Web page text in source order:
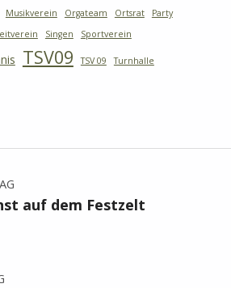
Musikverein Orgateam Ortsrat
Party
Singen Sportverein
TSV09 TSV 09 Turnhalle
auf dem Festzelt